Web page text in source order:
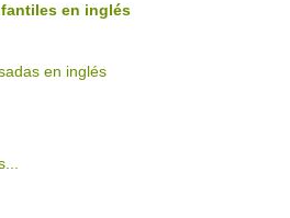
en inglés
en inglés